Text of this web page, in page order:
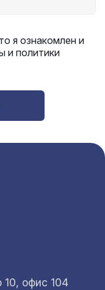
я ознакомлен и
и политики
10, офис 104